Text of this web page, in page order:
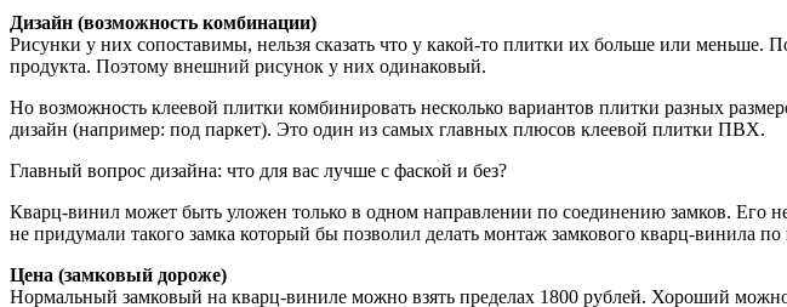
Дизайн (возможность комбинации)
Рисунки у них сопоставимы, нельзя сказать что у какой-то плитки их больше или меньше.
продукта. Поэтому внешний рисунок у них одинаковый.
Но возможность клеевой плитки комбинировать несколько вариантов плитки разных
дизайн (например: под паркет). Это один из самых главных плюсов клеевой плитки ПВХ.
Главный вопрос дизайна: что для вас лучше с фаской и без?
Кварц-винил может быть уложен только в одном направлении по соединению замков. Его
не придумали такого замка который бы позволил делать монтаж замкового кварц-винила
Цена (замковый дороже)
Нормальный замковый на кварц-виниле можно взять пределах 1800 рублей. Хороший